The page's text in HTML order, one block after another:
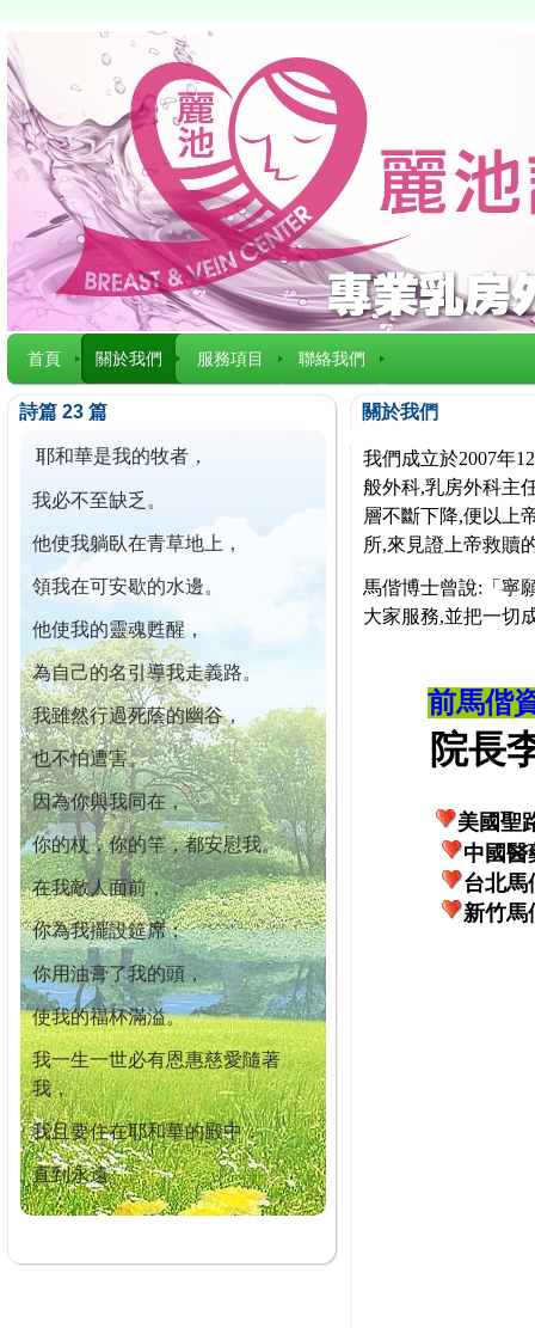
首頁 關於我們 服務項目 聯絡我們
詩篇 23 篇
耶和華是我的牧者，
我必不至缺乏。
他使我躺臥在青草地上，
領我在可安歇的水邊。
他使我的靈魂甦醒，
為自己的名引導我走義路。
我雖然行過死蔭的幽谷，
也不怕遭害。
因為你與我同在，
你的杖，你的竿，都安慰我。
在我敵人面前，
你為我擺設筵席；
你用油膏了我的頭，
使我的福杯滿溢。
我一生一世必有恩惠慈愛隨著
我，
我且要住在耶和華的殿中，
直到永遠。
關於我們
我們成立於2007年
般外科,乳房外科主
層不斷下降,便以上
所,來見證上帝救贖
馬偕博士曾說:「寧
大家服務,並把一切
前馬偕
院長李
美國聖
中國醫
台北馬
新竹馬